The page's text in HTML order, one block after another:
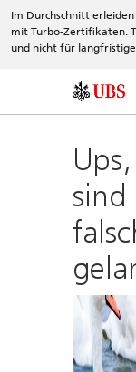
Im Durchschnitt
mit Turbo-Zertifikaten.
und nicht für
sind